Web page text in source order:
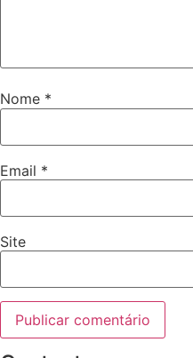
Nome *
Email *
Site